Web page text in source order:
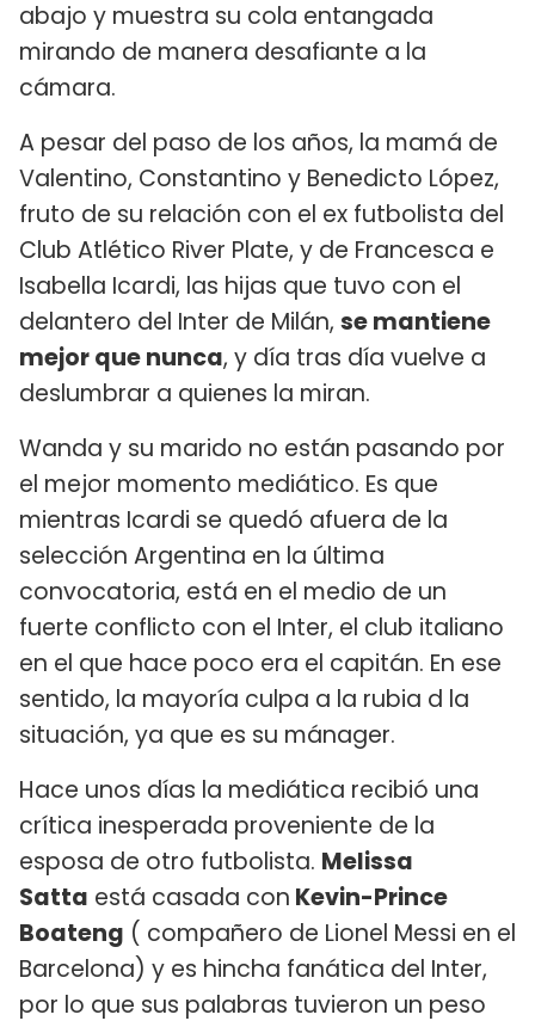
abajo y muestra su cola entangada
mirando de manera desafiante a la
cámara.
A pesar del paso de los años, la mamá de
Valentino, Constantino y Benedicto López,
fruto de su relación con el ex futbolista del
Club Atlético River Plate, y de Francesca e
Isabella Icardi, las hijas que tuvo con el
delantero del Inter de Milán, se mantiene
mejor que nunca, y día tras día vuelve a
deslumbrar a quienes la miran.
Wanda y su marido no están pasando por
el mejor momento mediático. Es que
mientras Icardi se quedó afuera de la
selección Argentina en la última
convocatoria, está en el medio de un
fuerte conflicto con el Inter, el club italiano
en el que hace poco era el capitán. En ese
sentido, la mayoría culpa a la rubia d la
situación, ya que es su mánager.
Hace unos días la mediática recibió una
crítica inesperada proveniente de la
esposa de otro futbolista. Melissa
Satta está casada con Kevin-Prince
Boateng ( compañero de Lionel Messi en el
Barcelona) y es hincha fanática del Inter,
por lo que sus palabras tuvieron un peso